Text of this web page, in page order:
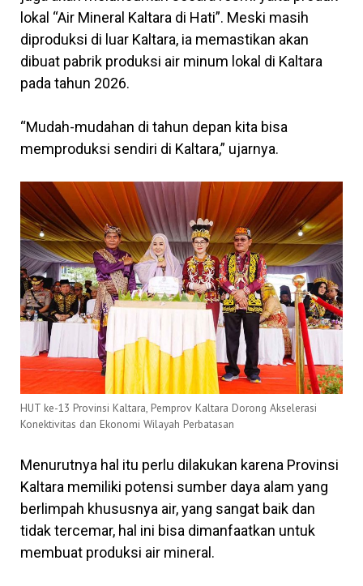
lokal “Air Mineral Kaltara di Hati”. Meski masih
diproduksi di luar Kaltara, ia memastikan akan
dibuat pabrik produksi air minum lokal di Kaltara
pada tahun 2026.
“Mudah-mudahan di tahun depan kita bisa
memproduksi sendiri di Kaltara,” ujarnya.
HUT ke-13 Provinsi Kaltara, Pemprov Kaltara Dorong Akselerasi
Konektivitas dan Ekonomi Wilayah Perbatasan
Menurutnya hal itu perlu dilakukan karena Provinsi
Kaltara memiliki potensi sumber daya alam yang
berlimpah khususnya air, yang sangat baik dan
tidak tercemar, hal ini bisa dimanfaatkan untuk
membuat produksi air mineral.